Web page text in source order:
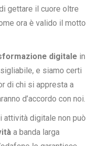
gettare il cuore oltre
ora è valido il motto
digitale in
e siamo certi
di chi si appresta a
d’accordo con noi.
attività digitale non può
a banda larga